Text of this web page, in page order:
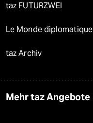
taz FUTURZWEI
Le Monde diplomatique
taz Archiv
Mehr taz Angebote